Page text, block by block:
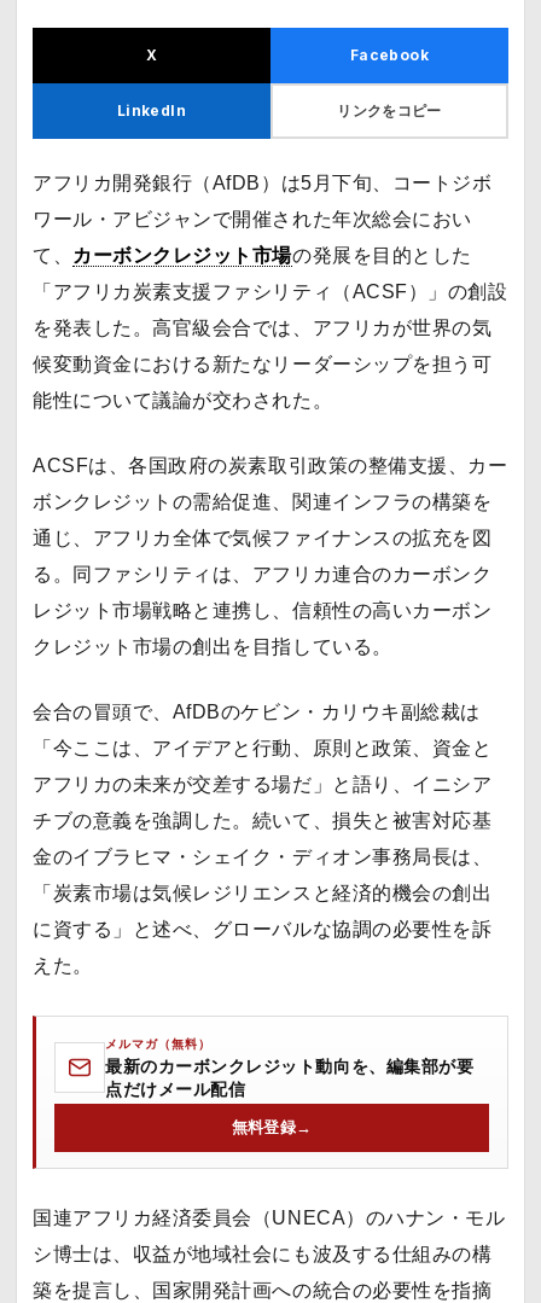
X Facebook
LinkedIn リンクをコピー
アフリカ開発銀行（AfDB）は5月下旬、コートジボ
ワール・アビジャンで開催された年次総会におい
て、 カーボンクレジット市場の発展を目的とした
「アフリカ炭素支援ファシリティ（ACSF）」の創設
を発表した。高官級会合では、アフリカが世界の気
候変動資金における新たなリーダーシップを担う可
能性について議論が交わされた。
ACSFは、各国政府の炭素取引政策の整備支援、カー
ボンクレジットの需給促進、関連インフラの構築を
通じ、アフリカ全体で気候ファイナンスの拡充を図
る。同ファシリティは、アフリカ連合のカーボンク
レジット市場戦略と連携し、信頼性の高いカーボン
クレジット市場の創出を目指している。
会合の冒頭で、AfDBのケビン・カリウキ副総裁は
「今ここは、アイデアと行動、原則と政策、資金と
アフリカの未来が交差する場だ」と語り、イニシア
チブの意義を強調した。続いて、損失と被害対応基
金のイブラヒマ・シェイク・ディオン事務局長は、
「炭素市場は気候レジリエンスと経済的機会の創出
に資する」と述べ、グローバルな協調の必要性を訴
えた。
メルマガ（無料）
最新のカーボンクレジット動向を、編集部が要
点だけメール配信
無料登録→
国連アフリカ経済委員会（UNECA）のハナン・モル
シ博士は、収益が地域社会にも波及する仕組みの構
築を提言し、国家開発計画への統合の必要性を指摘